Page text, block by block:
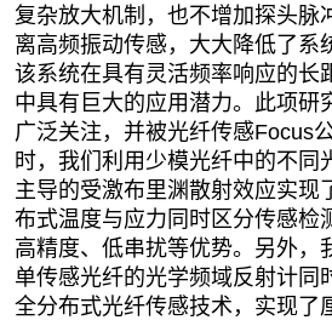
复杂放大机制，也不增加探头脉
离高频振动传感，大大降低了系
该系统在具有灵活频率响应的长
中具有巨大的应用潜力。此项研
广泛关注，并被光纤传感Focus
时，我们利用少模光纤中的不同
主导的受激布里渊散射效应实现
布式温度与应力同时区分传感检
高精度、低串扰等优势。另外，
单传感光纤的光学频域反射计同
全分布式光纤传感技术，实现了